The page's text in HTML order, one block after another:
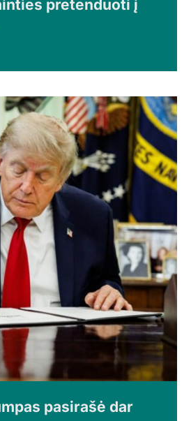
pretenduoti į
pasirašė dar